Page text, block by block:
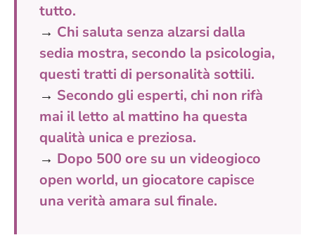
tutto.
→ Chi saluta senza alzarsi dalla
sedia mostra, secondo la psicologia,
questi tratti di personalità sottili.
→ Secondo gli esperti, chi non rifà
mai il letto al mattino ha questa
qualità unica e preziosa.
→ Dopo 500 ore su un videogioco
open world, un giocatore capisce
una verità amara sul finale.